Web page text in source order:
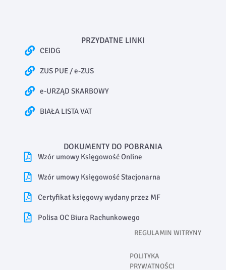
PRZYDATNE LINKI
CEIDG
ZUS PUE / e-ZUS
e-URZĄD SKARBOWY
BIAŁA LISTA VAT
DOKUMENTY DO POBRANIA
Wzór umowy Księgowość Online
Wzór umowy Księgowość Stacjonarna
Certyfikat księgowy wydany przez MF
Polisa OC Biura Rachunkowego
REGULAMIN WITRYNY
POLITYKA
PRYWATNOŚCI